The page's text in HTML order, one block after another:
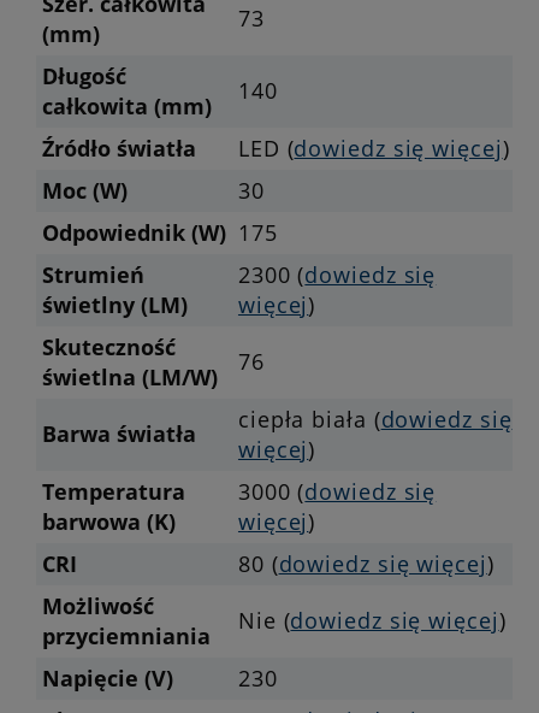
(mm)
73
Długość
całkowita (mm)
140
Źródło światła
LED (dowiedz się więcej)
Moc (W)
30
Odpowiednik (W) 175
Strumień
świetlny (LM)
2300 (dowiedz się
więcej)
Skuteczność
świetlna (LM/W)
76
Barwa światła ciepła biała (dowiedz się
więcej)
Temperatura
barwowa (K)
3000 (dowiedz się
więcej)
CRI
80 (dowiedz się więcej)
Możliwość
przyciemniania
Nie (dowiedz się więcej)
Napięcie (V)
230